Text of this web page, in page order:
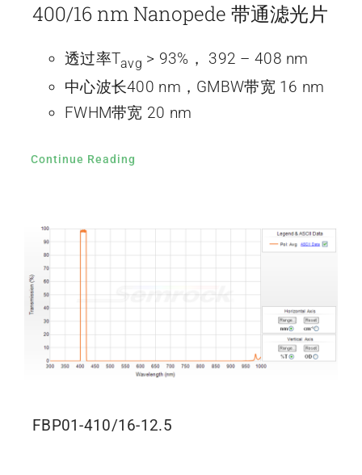
400/16 nm Nanopede 带通滤光片
透过率Tavg > 93%， 392 – 408 nm
中心波长400 nm，GMBW带宽 16 nm
FWHM带宽 20 nm
Continue Reading
FBP01-410/16-12.5